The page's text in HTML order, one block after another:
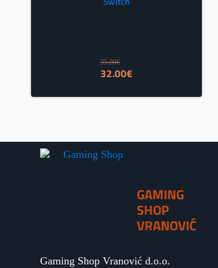
35.00€
Izvorna
bila
32.00€
je:
GAMING
SHOP
VRANOVIĆ
Gaming Shop Vranović d.o.o.